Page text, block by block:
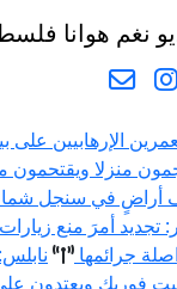
نغم هوانا
الإرهابيين على
منزلا
أراضٍ في سنجل
تجديد أمرَ منع
جرائمها
فوريك ويعتدون